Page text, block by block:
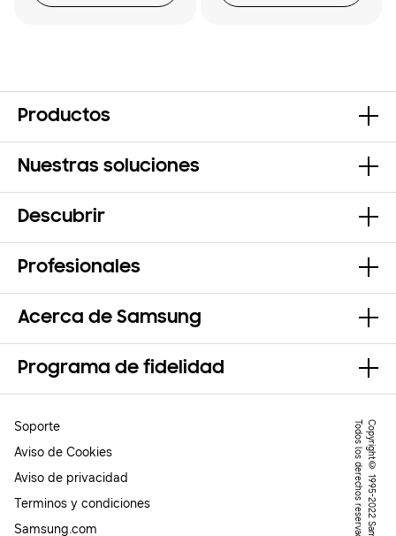
Productos
Nuestras soluciones
Descubrir
Profesionales
Acerca de Samsung
Programa de fidelidad
C
o
p
y
r
ig
h
t
©
1
9
9
5
-
2
0
2
2
S
a
m
s
u
n
g
.
T
o
d
o
s
l
o
s
d
e
r
e
c
h
o
s
r
e
s
e
r
v
a
d
o
s
.
Soporte
Aviso de Cookies
Aviso de privacidad
Terminos y condiciones
Samsung.com